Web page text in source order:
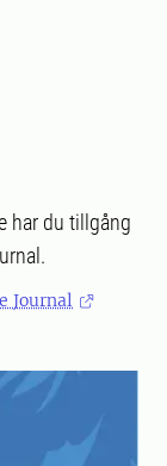
har du tillgång
Journal